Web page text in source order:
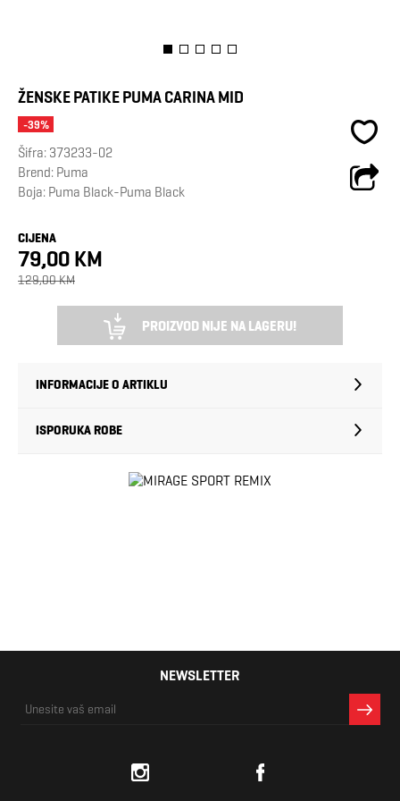
ŽENSKE PATIKE PUMA CARINA MID
-39%
Šifra: 373233-02
Brend: Puma
Boja: Puma Black-Puma Black
CIJENA
79,00 KM
129,00 KM
PROIZVOD NIJE NA LAGERU!
INFORMACIJE O ARTIKLU
ISPORUKA ROBE
NEWSLETTER